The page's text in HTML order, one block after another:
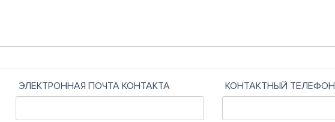
ЭЛЕКТРОННАЯ ПОЧТА КОНТАКТА КОНТАКТНЫЙ ТЕЛЕФОН